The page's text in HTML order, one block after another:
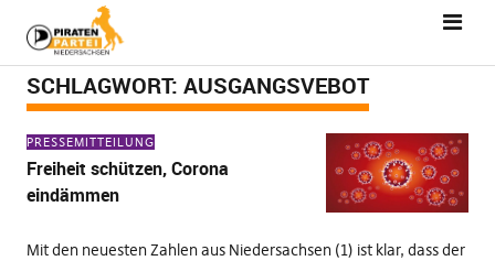
SCHLAGWORT: AUSGANGSVEBOT
PRESSEMITTEILUNG
Freiheit schützen, Corona
eindämmen
Mit den neuesten Zahlen aus Niedersachsen (1) ist klar, dass der